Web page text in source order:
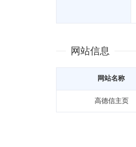
网站信息
网站名称
高德信主页